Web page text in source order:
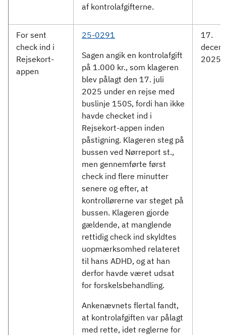
af kontrolafgifterne.
For sent
check ind i
Rejsekort-
appen
25-0291
Sagen angik en kontrolafgift
på 1.000 kr., som klageren
blev pålagt den 17. juli
2025 under en rejse med
buslinje 150S, fordi han ikke
havde checket ind i
Rejsekort-appen inden
påstigning. Klageren steg på
bussen ved Nørreport st.,
men gennemførte først
check ind flere minutter
senere og efter, at
kontrollørerne var steget på
bussen. Klageren gjorde
gældende, at manglende
rettidig check ind skyldtes
uopmærksomhed relateret
til hans ADHD, og at han
derfor havde været udsat
for forskelsbehandling.
Ankenævnets flertal fandt,
at kontrolafgiften var pålagt
med rette, idet reglerne for
17.
2025